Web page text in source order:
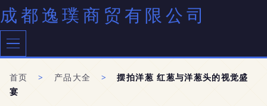
成都逸璞商贸有限公司
首页 > 产品大全 >
摆拍洋葱 红葱与洋葱头的视觉盛
宴